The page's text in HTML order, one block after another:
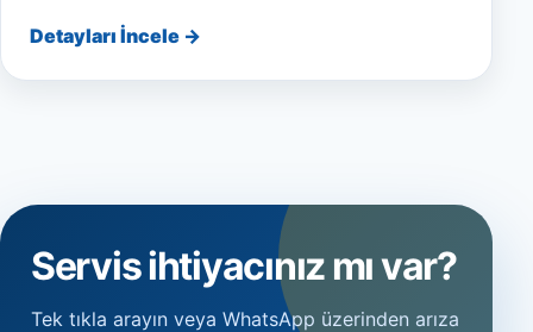
Detayları İncele →
Servis ihtiyacınız mı var?
Tek tıkla arayın veya WhatsApp üzerinden arıza